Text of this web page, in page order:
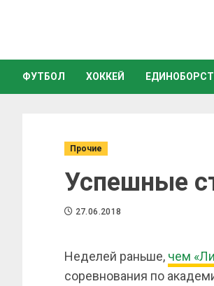
ФУТБОЛ ХОККЕЙ
Прочие
Успешные
27.06.2018
Неделей раньше, чем
соревнования по